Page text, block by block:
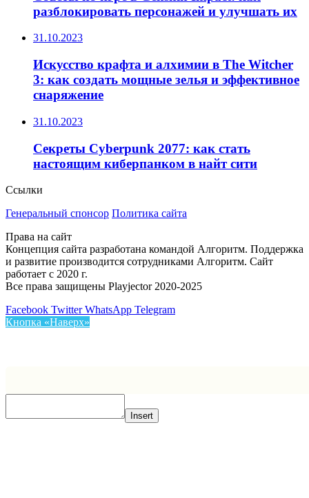
разблокировать персонажей и улучшать их
31.10.2023
Искусство крафта и алхимии в The Witcher
3: как создать мощные зелья и эффективное
снаряжение
31.10.2023
Секреты Cyberpunk 2077: как стать
настоящим киберпанком в найт сити
Ссылки
Генеральный спонсор Политика сайта
Права на сайт
Концепция сайта разработана командой Алгоритм. Поддержка
и развитие производится сотрудниками Алгоритм. Сайт
работает с 2020 г.
Все права защищены Playjector 2020-2025
Facebook Twitter WhatsApp Telegram
Кнопка «Наверх»
Insert